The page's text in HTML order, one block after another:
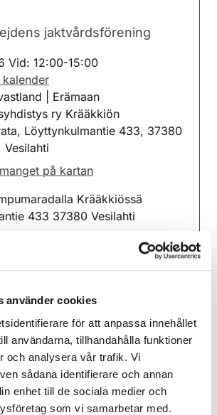
använder cookies
för att anpassa innehållet
användarna, tillhandahålla funktioner
och analysera vår trafik. Vi
sådana identifierare och annan
enhet till de sociala medier och
som vi samarbetar med.
jaktvårdsförening
Vid: 12:00-15:00
| Erämaan
ry Krääkkiön
Löyttynkulmantie 433, 37380
Vesilahti
på kartan
välilehteen)
Krääkkiössä
433 37380 Vesilahti
syyskuussa 6.9,13.9,20.9,27.9,
jaktvårdsförening